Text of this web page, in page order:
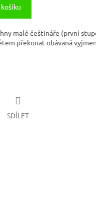
malé češtináře (první
překonat obávaná
SDÍLET